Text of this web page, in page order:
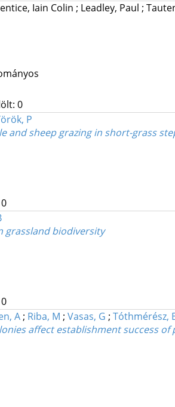
Iain Colin ; Leadley, Paul ;
0
P
and sheep grazing in short-grass
grassland biodiversity
A ; Riba, M ; Vasas, G ; Tóthmérész,
affect establishment success of